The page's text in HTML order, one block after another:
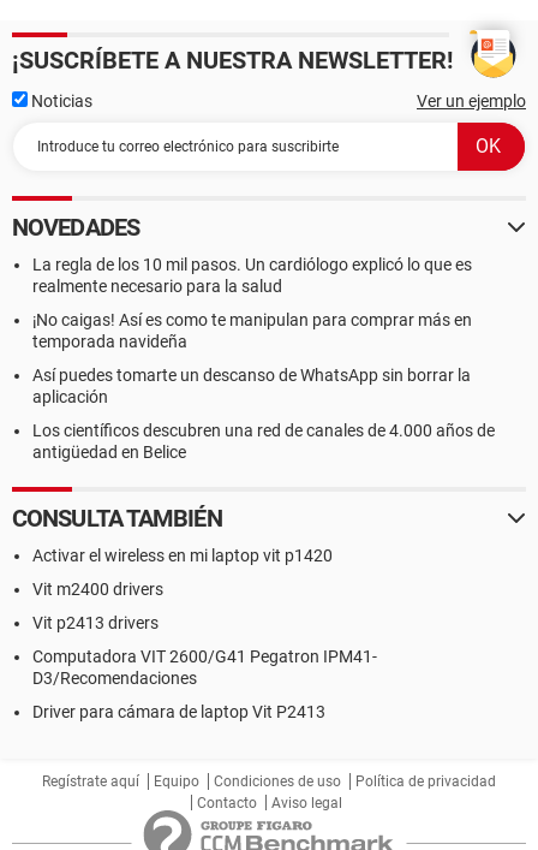
¡SUSCRÍBETE A NUESTRA NEWSLETTER!
Noticias Ver un ejemplo
NOVEDADES
La regla de los 10 mil pasos. Un cardiólogo explicó lo que es
realmente necesario para la salud
¡No caigas! Así es como te manipulan para comprar más en
temporada navideña
Así puedes tomarte un descanso de WhatsApp sin borrar la
aplicación
Los científicos descubren una red de canales de 4.000 años de
antigüedad en Belice
CONSULTA TAMBIÉN
Activar el wireless en mi laptop vit p1420
Vit m2400 drivers
Vit p2413 drivers
Computadora VIT 2600/G41 Pegatron IPM41-
D3/Recomendaciones
Driver para cámara de laptop Vit P2413
Regístrate aquí Equipo Condiciones de uso
Política de privacidad
Contacto
Aviso legal